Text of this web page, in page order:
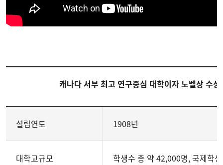
캐나다 서부 최고 연구중심 대학이자 노벨상 수
설립연도 1908년
대학교규모 학생수 총 약 42,000명, 국제학